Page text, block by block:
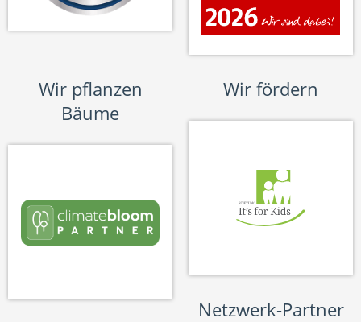
Wir pflanzen
Bäume
Wir fördern
Netzwerk-Partner